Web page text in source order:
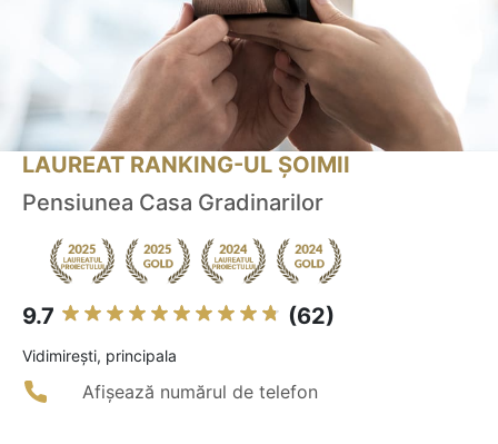
LAUREAT RANKING-UL ȘOIMII
Pensiunea Casa Gradinarilor
9.7 (62)
Vidimireşti, principala
Afișează numărul de telefon